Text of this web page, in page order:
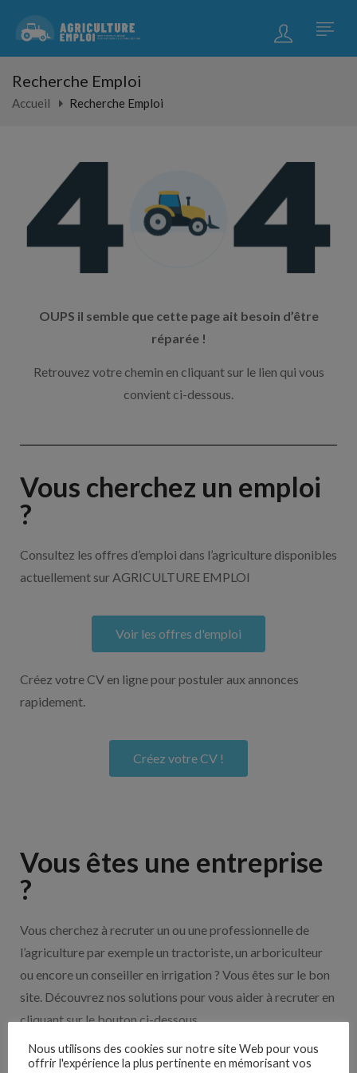
Recherche Emploi
Accueil Recherche Emploi
OUPS il semble que cette page ait besoin d’être
réparée !
Retrouvez votre chemin en cliquant sur le lien qui vous
convient ci-dessous.
Vous cherchez un emploi
?
Consultez les offres d’emploi dans l’agriculture disponibles
actuellement sur AGRICULTURE EMPLOI
Voir les offres d'emploi
Créez votre CV en ligne pour postuler aux annonces
rapidement.
Créez votre CV !
Vous êtes une entreprise
?
Vous cherchez à recruter un ou une professionnelle de
l’agriculture par exemple un tractoriste, un arboriculteur
ou encore un conseiller en irrigation ? Vous êtes sur le bon
site. Découvrez nos solutions pour vous aider à recruter en
cliquant sur le bouton ci-dessous.
Nos solutions entreprises
Nous utilisons des cookies sur notre site Web pour vous
offrir l'expérience la plus pertinente en mémorisant vos